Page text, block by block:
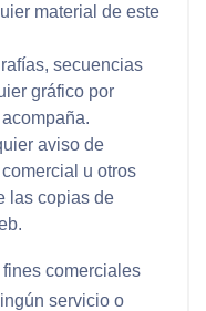
material de este
secuencias
gráfico por
aviso de
u otros
las copias de
comerciales
servicio o